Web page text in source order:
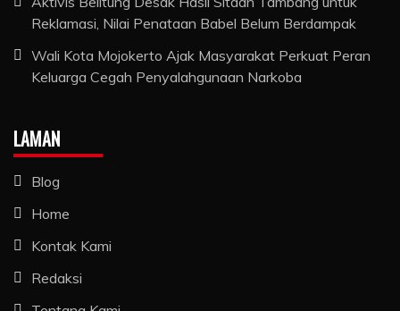
Reklamasi, Nilai Penataan Babel Belum Berdampak
Wali Kota Mojokerto Ajak Masyarakat Perkuat Peran
Keluarga Cegah Penyalahgunaan Narkoba
LAMAN
Blog
Home
Kontak Kami
Redaksi